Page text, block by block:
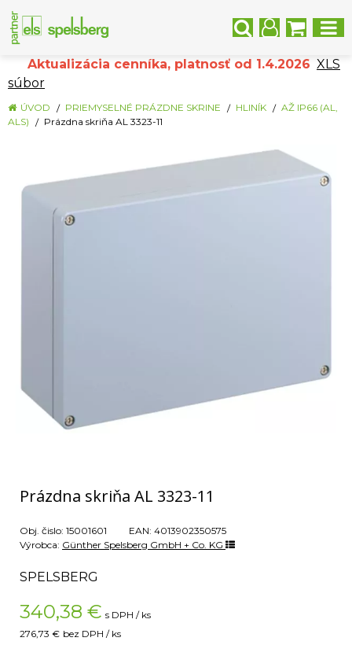
Aktualizácia cenníka, platnosť od 1.4.2026 XLS
súbor
ÚVOD PRIEMYSELNÉ PRÁZDNE SKRINE HLINÍK
AŽ IP66 (AL,
ALS)
Prázdna skriňa AL 3323-11
Prázdna skriňa AL 3323-11
Obj. čislo: 15001601 EAN: 4013902350575
Výrobca: Günther Spelsberg GmbH + Co. KG
SPELSBERG
340,38 € s DPH / ks
276,73 € bez DPH / ks